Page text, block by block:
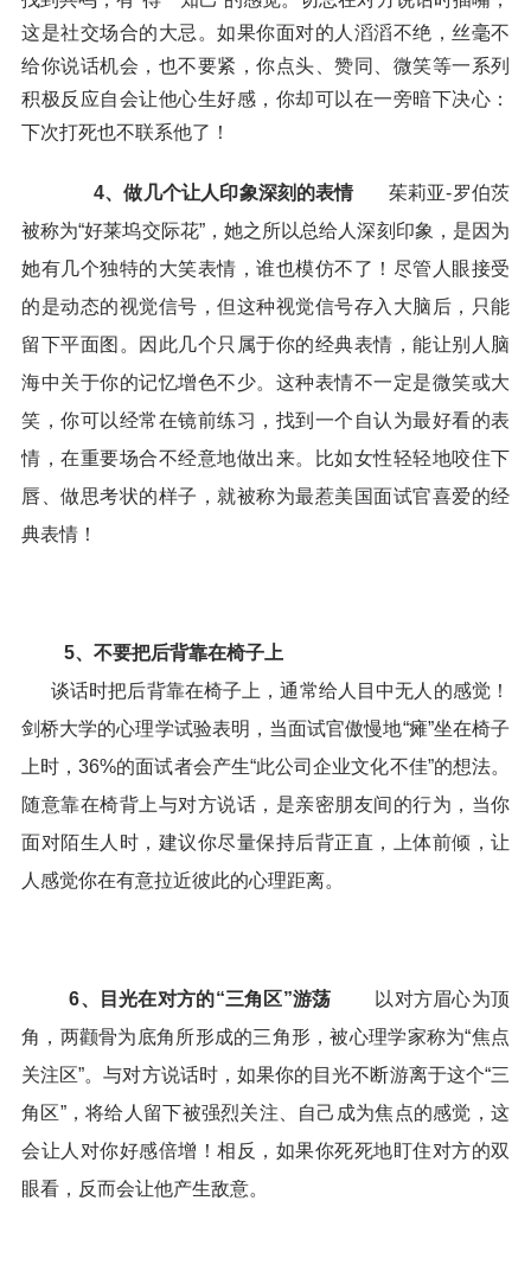
这是社交场合的大忌。如果你面对的人滔滔不绝，丝毫不
给你说话机会，也不要紧，你点头、赞同、微笑等一系列
积极反应自会让他心生好感，你却可以在一旁暗下决心：
下次打死也不联系他了！
4、做几个让人印象深刻的表情
茱莉亚-罗伯茨
被称为“好莱坞交际花”，她之所以总给人深刻印象，是因为
她有几个独特的大笑表情，谁也模仿不了！尽管人眼接受
的是动态的视觉信号，但这种视觉信号存入大脑后，只能
留下平面图。因此几个只属于你的经典表情，能让别人脑
海中关于你的记忆增色不少。这种表情不一定是微笑或大
笑，你可以经常在镜前练习，找到一个自认为最好看的表
情，在重要场合不经意地做出来。比如女性轻轻地咬住下
唇、做思考状的样子，就被称为最惹美国面试官喜爱的经
典表情！
5、不要把后背靠在椅子上
谈话时把后背靠在椅子上，通常给人目中无人的感觉！
剑桥大学的心理学试验表明，当面试官傲慢地“瘫”坐在椅子
上时，36%的面试者会产生“此公司企业文化不佳”的想法。
随意靠在椅背上与对方说话，是亲密朋友间的行为，当你
面对陌生人时，建议你尽量保持后背正直，上体前倾，让
人感觉你在有意拉近彼此的心理距离。
6、目光在对方的“三角区”游荡 以对方眉心为顶
角，两颧骨为底角所形成的三角形，被心理学家称为“焦点
关注区”。与对方说话时，如果你的目光不断游离于这个“三
角区”，将给人留下被强烈关注、自己成为焦点的感觉，这
会让人对你好感倍增！相反，如果你死死地盯住对方的双
眼看，反而会让他产生敌意。